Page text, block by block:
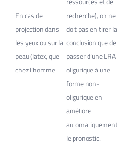
En cas de
projection dans
les yeux ou sur la
peau (latex, que
chez l’homme.
recherche), on ne
doit pas en tirer la
conclusion que de
passer d’une LRA
oligurique à une
forme non-
oligurique en
améliore
automatiquement
le pronostic.